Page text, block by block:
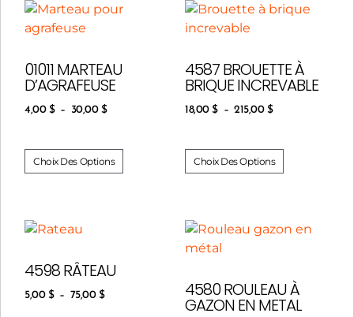
01011 MARTEAU
D’AGRAFEUSE
4,00 $ – 30,00 $
Choix Des Options
4587 BROUETTE À
BRIQUE INCREVABLE
18,00$ – 215,00 $
Choix Des Options
4598 RÂTEAU
5,00 $ – 75,00 $ 4580 ROULEAU À
GAZON EN METAL